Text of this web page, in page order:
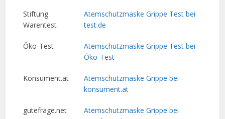
Stiftung
Warentest
Atemschutzmaske Grippe Test bei
test.de
Öko-Test
Atemschutzmaske Grippe Test bei
Öko-Test
Konsument.at
Atemschutzmaske Grippe bei
konsument.at
gutefrage.net
Atemschutzmaske Grippe bei